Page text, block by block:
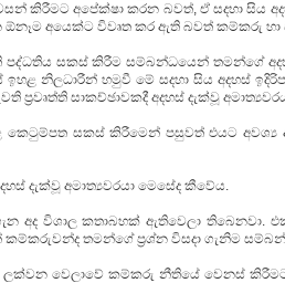
කිරීමට අපේක්ෂා කරන බවත්, ඒ සදහා සිය
ඕනෑම අයෙක්ට විවෘත කර ඇති බවත් කම්කරු හා
සකස් කිරීම සම්බන්ධයෙන් තමන්ගේ
ඉහළ නිලධාරීන් හමුවී මේ සදහා සිය අදහස්
ප්‍රවෘත්ති සාකච්ඡාවකදී අදහස් දැක්වූ
කෙටුම්පත සකස් කිරීමෙන් පසුවත් එයට අවශ්‍ය
දැක්වූ අමාත්‍යවරයා මෙසේද කීවේය.
අද විශාල කතාබහක් ඇතිවෙලා
කම්කරුවන්ද තමන්ගේ ප්‍රශ්න විසදා ගැනිම
වෙලාවේ කම්කරු නීතියේ වෙනස්